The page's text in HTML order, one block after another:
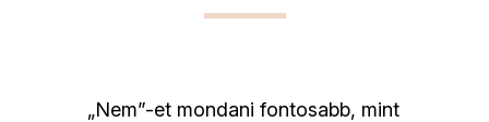
„Nem”-et mondani fontosabb, mint